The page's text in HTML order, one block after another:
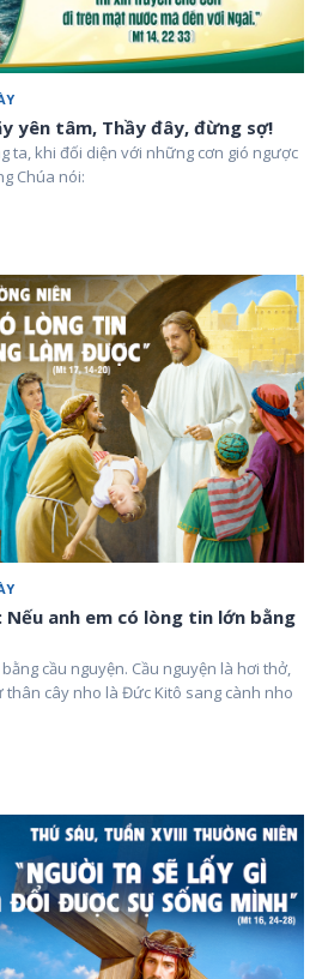
yên tâm, Thầy đây, đừng sợ!
ta, khi đối diện với những cơn gió ngược
Chúa nói:
Nếu anh em có lòng tin lớn bằng
cầu nguyện. Cầu nguyện là hơi thở,
cây nho là Đức Kitô sang cành nho